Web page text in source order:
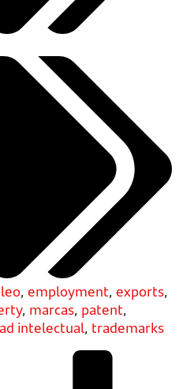
, employment, exports,
, marcas, patent,
intelectual, trademarks